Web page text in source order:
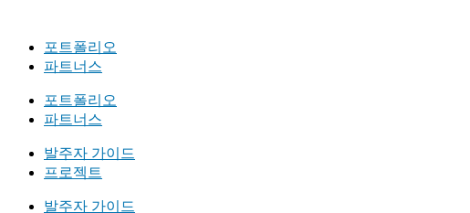
포트폴리오
파트너스
포트폴리오
파트너스
발주자 가이드
프로젝트
발주자 가이드